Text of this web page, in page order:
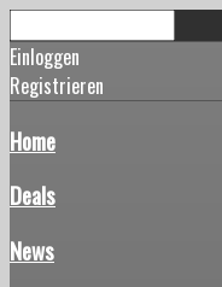
Einloggen
Registrieren
Home
Deals
News